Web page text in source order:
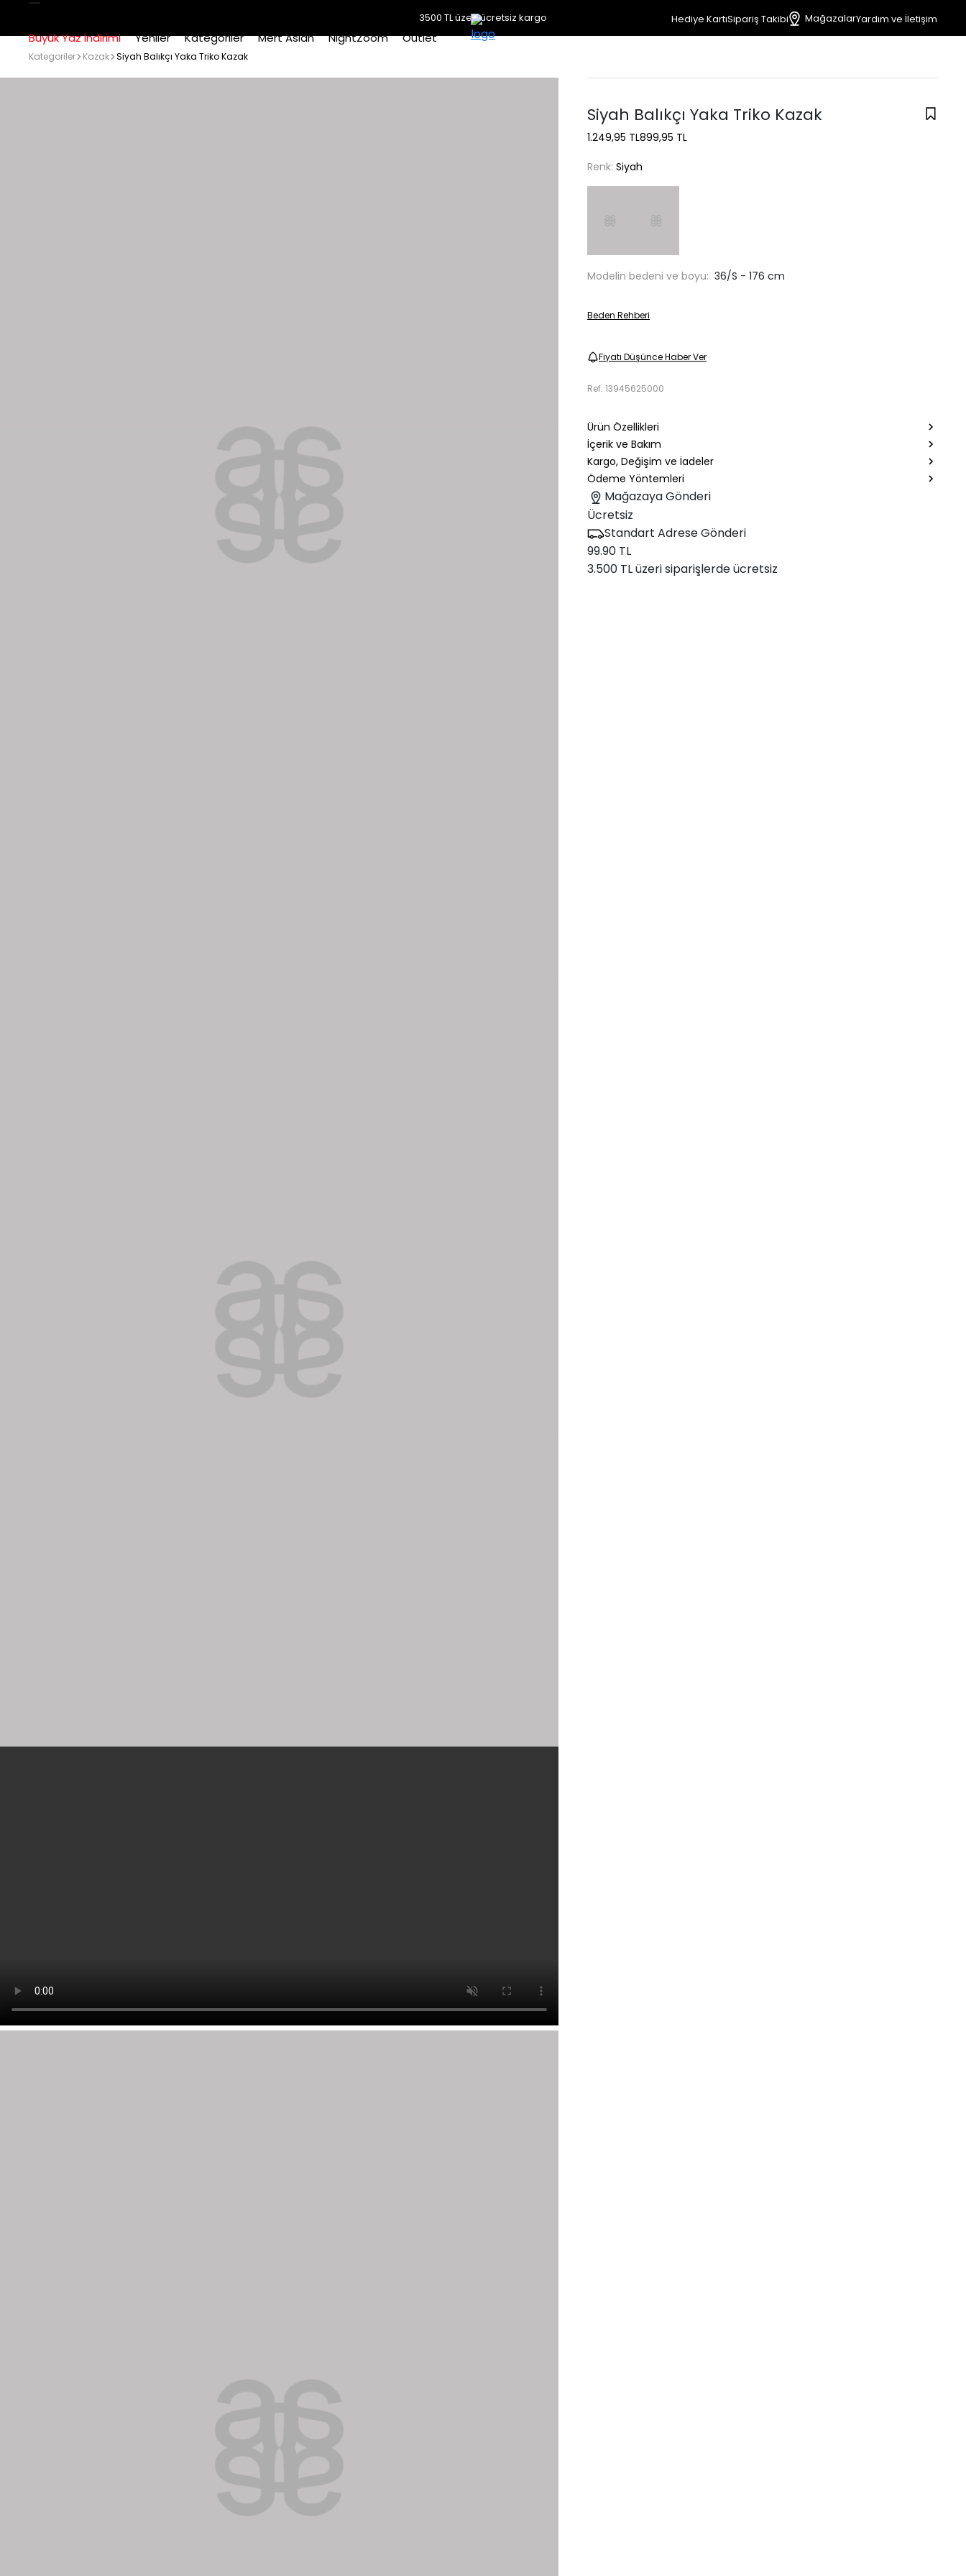
3500 TL üzeri ücretsiz kargo Hediye KartıSipariş Takibi MağazalarYardım ve İletişim
Büyük Yaz İndirimi Yeniler Kategoriler Mert Aslan NightZoom Outlet
Kategoriler Kazak Siyah Balıkçı Yaka Triko Kazak
Siyah Balıkçı Yaka Triko Kazak
1.249,95 TL899,95 TL
Renk: Siyah
Modelin bedeni ve boyu: 36/S - 176 cm
Beden Rehberi
Fiyatı Düşünce Haber Ver
Ref. 13945625000
Ürün Özellikleri
İçerik ve Bakım
Kargo, Değişim ve İadeler
Ödeme Yöntemleri
Mağazaya Gönderi
Ücretsiz
Standart Adrese Gönderi
99.90 TL
3.500 TL üzeri siparişlerde ücretsiz